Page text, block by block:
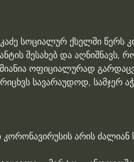
სოციალურ ქსელში წერს
შესახებ და აღნიშნავს,
ოფიციალურად
სავარაუდოდ, სამჯერ
არის ძალიან